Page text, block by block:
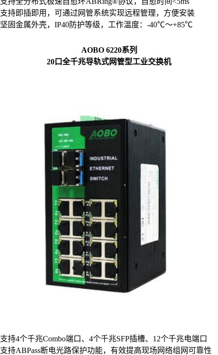
支持即插即用，可通过网管系统实现远程管理，方便安装
坚固金属外壳，IP40防护等级，工作温度：-40℃～+85℃
AOBO 6220系列
20口全千兆导轨式网管型工业交换机
支持4个千兆Combo端口、4个千兆SFP插槽、12个千兆电端口
支持ABPass断电光路保护功能，有效提高现场网络组网可靠性